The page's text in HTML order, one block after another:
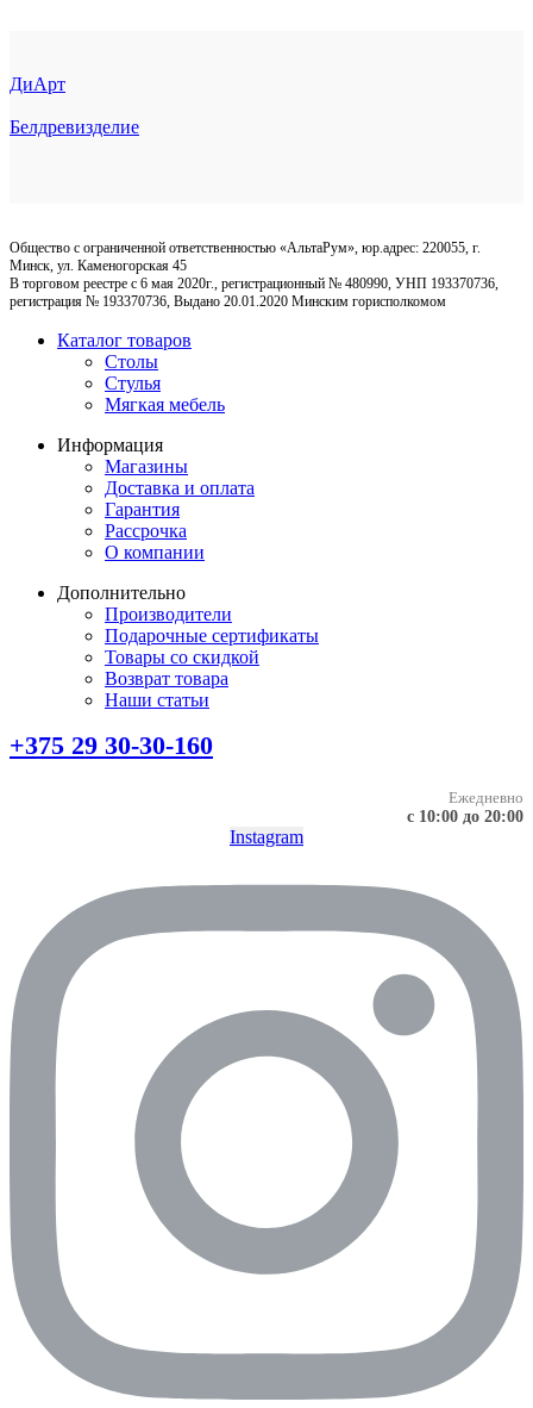
ДиАрт
Белдревизделие
Общество с ограниченной ответственностью «АльтаРум», юр.адрес: 220055, г.
Минск, ул. Каменогорская 45
В торговом реестре с 6 мая 2020г., регистрационный № 480990, УНП 193370736,
регистрация № 193370736, Выдано 20.01.2020 Минским горисполкомом
Каталог товаров
Столы
Стулья
Мягкая мебель
Информация
Магазины
Доставка и оплата
Гарантия
Рассрочка
О компании
Дополнительно
Производители
Подарочные сертификаты
Товары со скидкой
Возврат товара
Наши статьи
+375 29 30-30-160
Ежедневно
с 10:00 до 20:00
Instagram